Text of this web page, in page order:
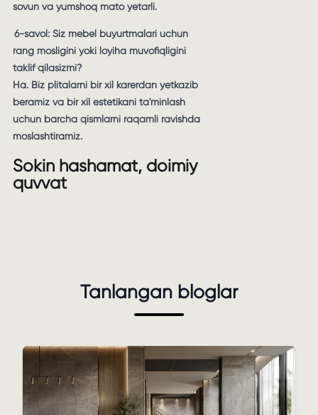
sovun va yumshoq mato yetarli.
6-savol: Siz mebel buyurtmalari uchun
rang mosligini yoki loyiha muvofiqligini
taklif qilasizmi?
Ha. Biz plitalarni bir xil karerdan yetkazib
beramiz va bir xil estetikani ta'minlash
uchun barcha qismlarni raqamli ravishda
moslashtiramiz.
Sokin hashamat, doimiy
quvvat
Tanlangan bloglar